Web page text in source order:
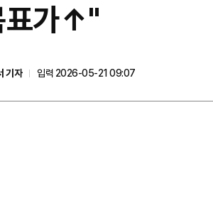
표가↑"
기자
입력 2026-05-21 09:07